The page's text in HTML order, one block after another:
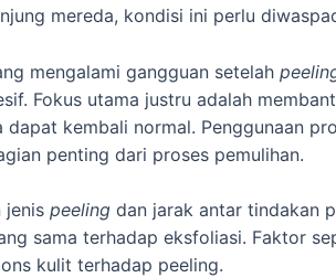
mereda, kondisi ini perlu
mengalami gangguan setelah
Fokus utama justru adalah
dapat kembali normal. Penggunaan
penting dari proses pemulihan.
jenis peeling dan jarak antar tindakan
sama terhadap eksfoliasi. Faktor
kulit terhadap peeling.